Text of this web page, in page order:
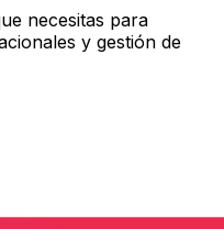
necesitas para
y gestión de